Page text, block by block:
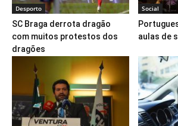
Desporto
SC Braga derrota dragão
com muitos protestos dos
dragões
Social
aulas de